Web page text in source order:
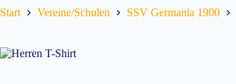
Start Vereine/Schulen SSV Germania 1900